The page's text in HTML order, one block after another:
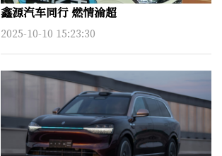
鑫源汽车同行 燃情渝超
2025-10-10 15:23:30